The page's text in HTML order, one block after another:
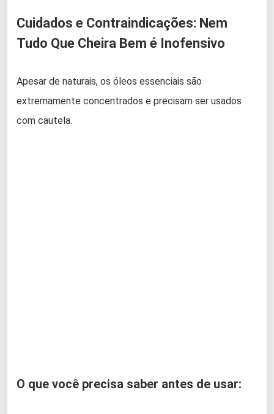
Cuidados e Contraindicações: Nem
Tudo Que Cheira Bem é Inofensivo
Apesar de naturais, os óleos essenciais são
extremamente concentrados e precisam ser usados
com cautela.
O que você precisa saber antes de usar: